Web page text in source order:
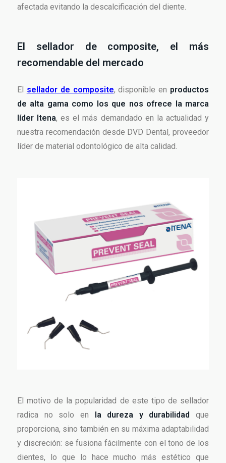
afectada evitando la descalcificación del diente.
El sellador de composite, el más
recomendable del mercado
El sellador de composite, disponible en productos
de alta gama como los que nos ofrece la marca
líder Itena, es el más demandado en la actualidad y
nuestra recomendación desde DVD Dental, proveedor
líder de material odontológico de alta calidad.
El motivo de la popularidad de este tipo de sellador
radica no solo en la dureza y durabilidad que
proporciona, sino también en su máxima adaptabilidad
y discreción: se fusiona fácilmente con el tono de los
dientes, lo que lo hace mucho más estético que